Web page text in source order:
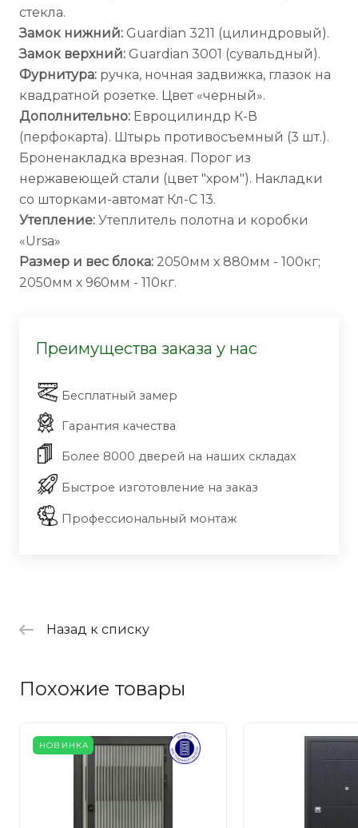
стекла.
Замок нижний: Guardian 3211 (цилиндровый).
Замок верхний: Guardian 3001 (сувальдный).
Фурнитура: ручка, ночная задвижка, глазок на
квадратной розетке. Цвет «черный».
Дополнительно: Евроцилиндр К-В
(перфокарта). Штырь противосъемный (3 шт.).
Броненакладка врезная. Порог из
нержавеющей стали (цвет "хром"). Накладки
со шторками-автомат Кл-С 13.
Утепление: Утеплитель полотна и коробки
«Ursa»
Размер и вес блока: 2050мм х 880мм - 100кг;
2050мм х 960мм - 110кг.
Преимущества заказа у нас
Бесплатный замер
Гарантия качества
Более 8000 дверей на наших складах
Быстрое изготовление на заказ
Профессиональный монтаж
Назад к списку
Похожие товары
НОВИНКА